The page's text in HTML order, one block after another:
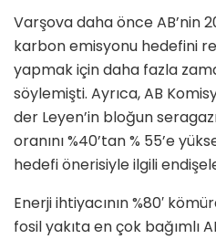
Varşova daha önce AB’nin
karbon emisyonu hedefini
yapmak için daha fazla
söylemişti. Ayrıca, AB
der Leyen’in bloğun
oranını %40’tan % 55’e
hedefi önerisiyle ilgili
Enerji ihtiyacının %80′
fosil yakıta en çok bağımlı